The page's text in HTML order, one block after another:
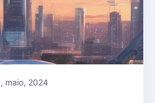
maio, 2024